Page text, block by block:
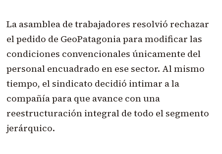
La asamblea de trabajadores resolvió rechazar
el pedido de GeoPatagonia para modificar las
condiciones convencionales únicamente del
personal encuadrado en ese sector. Al mismo
tiempo, el sindicato decidió intimar a la
compañía para que avance con una
reestructuración integral de todo el segmento
jerárquico.